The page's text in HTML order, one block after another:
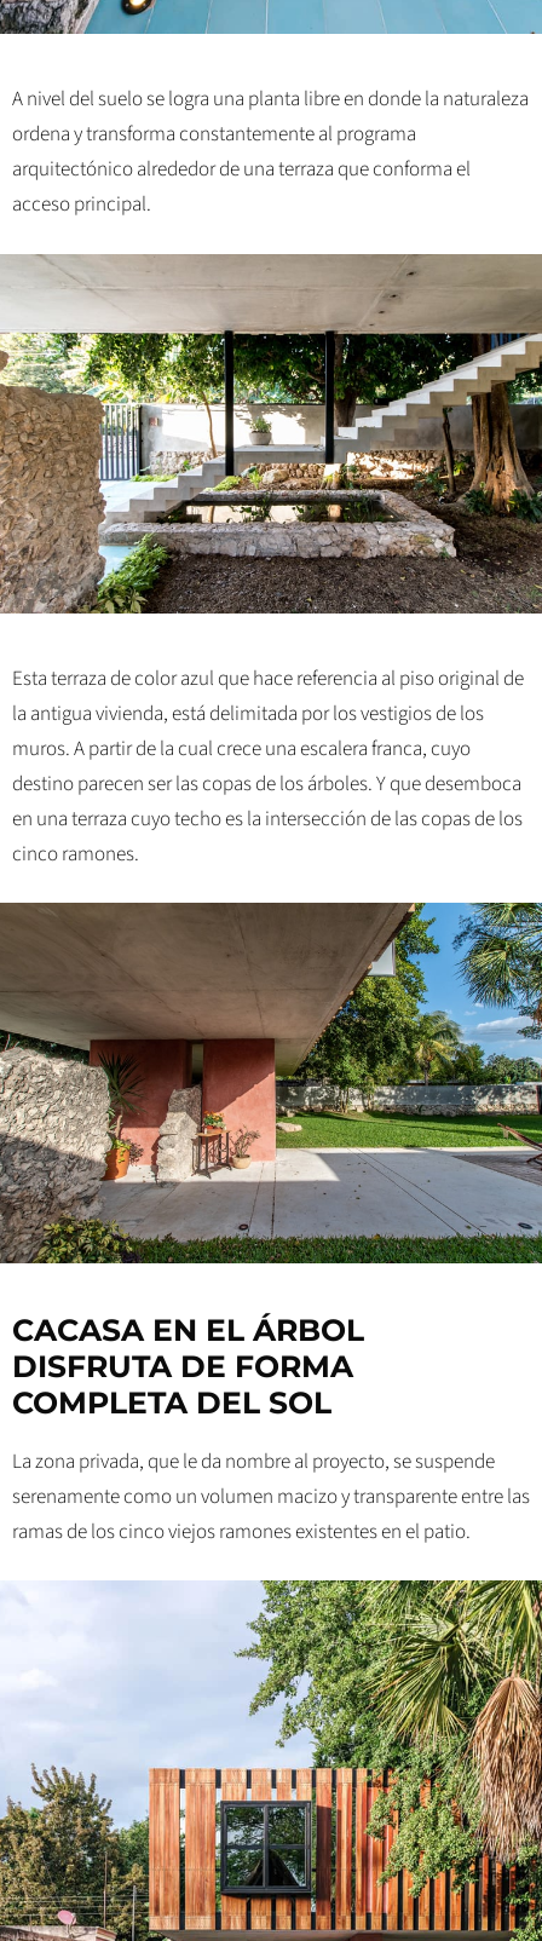
A nivel del suelo se logra una planta libre en donde la naturaleza
ordena y transforma constantemente al programa
arquitectónico alrededor de una terraza que conforma el
acceso principal.
Esta terraza de color azul que hace referencia al piso original de
la antigua vivienda, está delimitada por los vestigios de los
muros. A partir de la cual crece una escalera franca, cuyo
destino parecen ser las copas de los árboles. Y que desemboca
en una terraza cuyo techo es la intersección de las copas de los
cinco ramones.
CACASA EN EL ÁRBOL
DISFRUTA DE FORMA
COMPLETA DEL SOL
La zona privada, que le da nombre al proyecto, se suspende
serenamente como un volumen macizo y transparente entre las
ramas de los cinco viejos ramones existentes en el patio.